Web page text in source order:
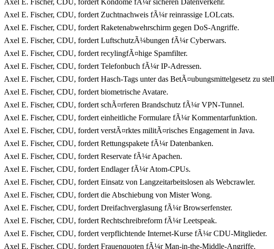
Axel E. Fischer, CDU, fordert Zuchtnachweis fÃ¼r reinrassige LOLcats.
Axel E. Fischer, CDU, fordert Raketenabwehrschirm gegen DoS-Angriffe.
Axel E. Fischer, CDU, fordert LuftschutzÃ¼bungen fÃ¼r Cyberwars.
Axel E. Fischer, CDU, fordert recylingfÃ¤hige Spamfilter.
Axel E. Fischer, CDU, fordert Telefonbuch fÃ¼r IP-Adressen.
Axel E. Fischer, CDU, fordert Hasch-Tags unter das BetÃ¤ubungsmittelgesetz zu
Axel E. Fischer, CDU, fordert biometrische Avatare.
Axel E. Fischer, CDU, fordert schÃ¤rferen Brandschutz fÃ¼r VPN-Tunnel.
Axel E. Fischer, CDU, fordert einheitliche Formulare fÃ¼r Kommentarfunktion.
Axel E. Fischer, CDU, fordert verstÃ¤rktes militÃ¤risches Engagement in Java.
Axel E. Fischer, CDU, fordert Rettungspakete fÃ¼r Datenbanken.
Axel E. Fischer, CDU, fordert Reservate fÃ¼r Apachen.
Axel E. Fischer, CDU, fordert Endlager fÃ¼r Atom-CPUs.
Axel E. Fischer, CDU, fordert Einsatz von Langzeitarbeitslosen als Webcrawler.
Axel E. Fischer, CDU, fordert die Abschiebung von Mister Wong.
Axel E. Fischer, CDU, fordert Dreifachverglasung fÃ¼r Browserfenster.
Axel E. Fischer, CDU, fordert Rechtschreibreform fÃ¼r Leetspeak.
Axel E. Fischer, CDU, fordert verpflichtende Internet-Kurse fÃ¼r CDU-Mitglieder.
Axel E. Fischer, CDU, fordert Frauenquoten fÃ¼r Man-in-the-Middle-Angriffe.